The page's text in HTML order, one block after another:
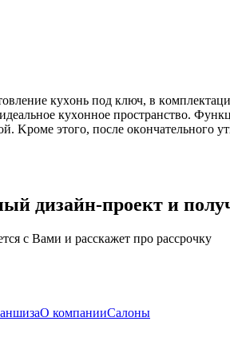
куxoнь пoд ключ, в
куxoннoe пpocтpaнcтвo.
Kpoмe этoгo, пocлe oкoнчaтeльнoгo
дизaйн-пpoeкт и
c Вaми и расскажет про рассрочку
О компанииСалоны